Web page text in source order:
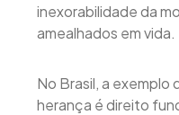
inexorabilidade da
amealhados em vida.
No Brasil, a exemplo
herança é direito